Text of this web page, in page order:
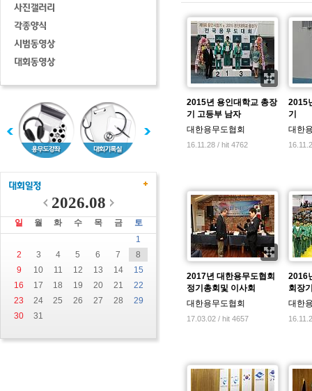
2026.08
일 월 화 수 목 금
토
1
2
3 4 5 6 7
8
9
10 11 12 13 14
15
16
17 18 19 20 21
22
23
24 25 26 27 28
29
30
31
2015년 용인대학교 총장
기 고등부 남자
대한용무도협회
16.11.28 / hit 4762
2015
기
대한
2017년 대한용무도협회
정기총회및 이사회
대한용무도협회
17.03.02 / hit 4657
2016
회장
대한